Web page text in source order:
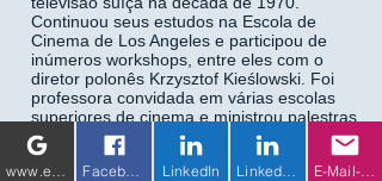
Continuou seus estudos na Escola de
Cinema de Los Angeles e participou de
inúmeros workshops, entre eles com o
diretor polonês Krzysztof Kieślowski. Foi
professora convidada em várias escolas
superiores de cinema e ministrou palestras
regularmente em universidades alemãs,
onde exibia seus documentários.
LinkedIn